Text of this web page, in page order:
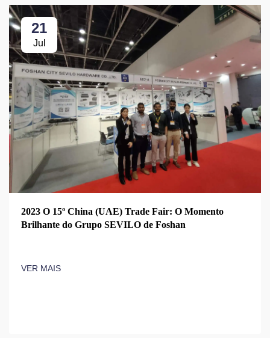
21
Jul
2023 O 15º China (UAE) Trade Fair: O Momento
Brilhante do Grupo SEVILO de Foshan
VER MAIS